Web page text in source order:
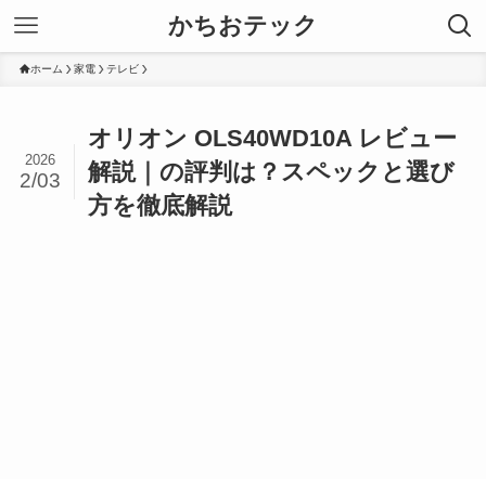
かちおテック
ホーム 家電 テレビ
オリオン OLS40WD10A レビュー
解説｜の評判は？スペックと選び
方を徹底解説
2026
2/03